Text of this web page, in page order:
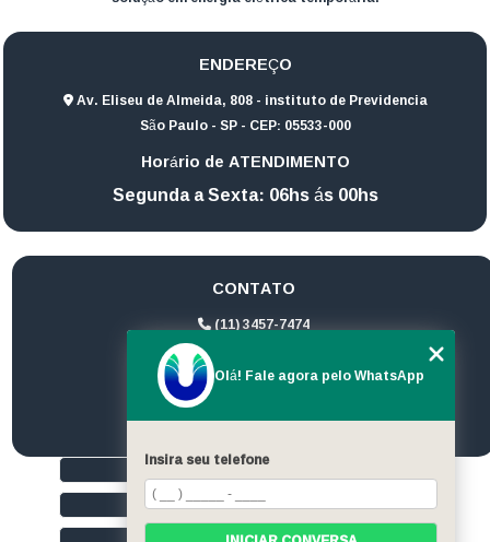
ENDEREÇO
Av. Eliseu de Almeida, 808 - instituto de Previdencia
São Paulo - SP - CEP: 05533-000
Horário de ATENDIMENTO
Segunda a Sexta: 06hs ás 00hs
CONTATO
(11) 3457-7474
(11) 94172-1974
contato@ultrageradores.com
HOME
QUEM SOMOS
Olá! Fale agora pelo WhatsApp
Insira seu telefone